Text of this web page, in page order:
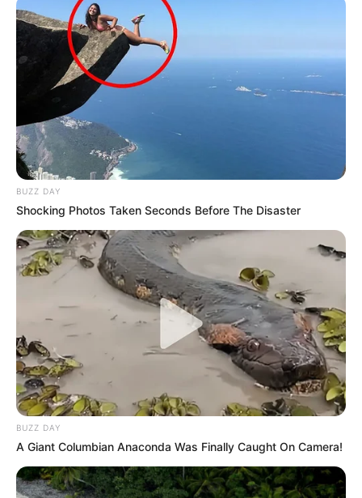
BUZZ DAY
Shocking Photos Taken Seconds Before The Disaster
BUZZ DAY
A Giant Columbian Anaconda Was Finally Caught On Camera!